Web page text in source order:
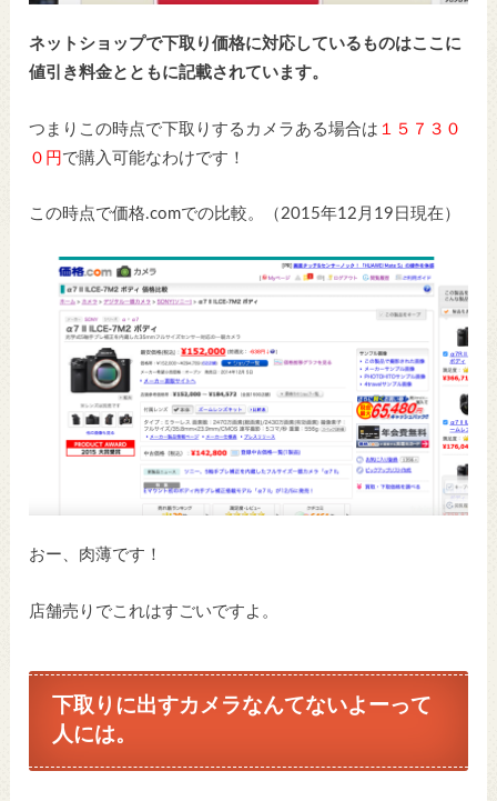
ネットショップで下取り価格に対応しているものはここに
値引き料金とともに記載されています。
つまりこの時点で下取りするカメラある場合は １５７３０
０円 で購入可能なわけです！
この時点で価格.comでの比較。（2015年12月19日現在）
おー、肉薄です！
店舗売りでこれはすごいですよ。
下取りに出すカメラなんてないよーって
人には。